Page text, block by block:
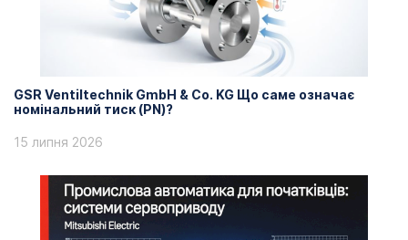
GSR Ventiltechnik GmbH & Co. KG Що саме означає
номінальний тиск (PN)?
15 липня 2026